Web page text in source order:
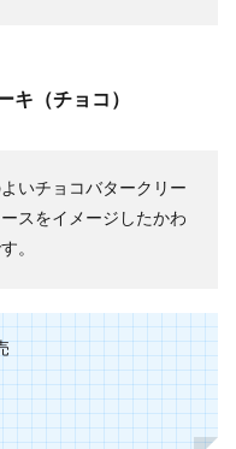
キ（チョコ）
いチョコバタークリー
スをイメージしたかわ
。